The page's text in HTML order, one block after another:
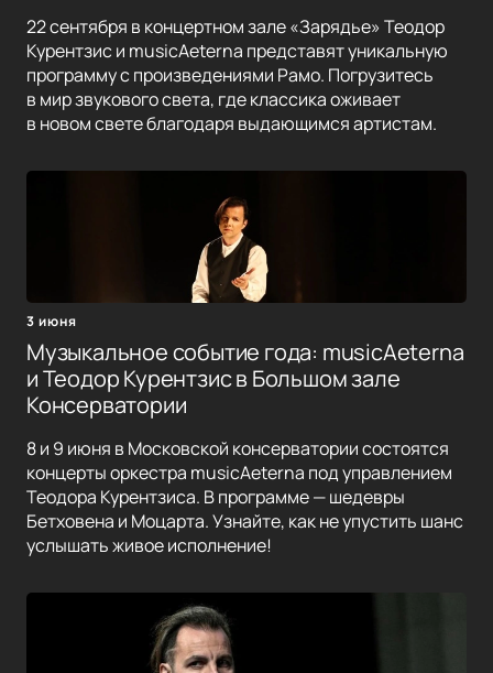
22 сентября в концертном зале «Зарядье» Теодор
Курентзис и musicAeterna представят уникальную
программу с произведениями Рамо. Погрузитесь
в мир звукового света, где классика оживает
в новом свете благодаря выдающимся артистам.
3 июня
Музыкальное событие года: musicAeterna
и Теодор Курентзис в Большом зале
Консерватории
8 и 9 июня в Московской консерватории состоятся
концерты оркестра musicAeterna под управлением
Теодора Курентзиса. В программе — шедевры
Бетховена и Моцарта. Узнайте, как не упустить шанс
услышать живое исполнение!